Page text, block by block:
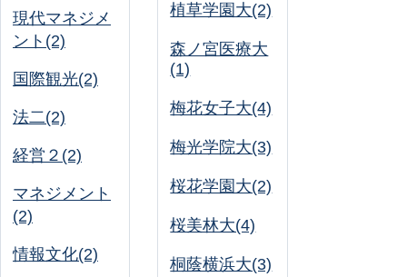
現代マネジメ
ント(2)
国際観光(2)
法二(2)
経営２(2)
マネジメント
(2)
情報文化(2)
植草学園大(2)
森ノ宮医療大
(1)
梅花女子大(4)
梅光学院大(3)
桜花学園大(2)
桜美林大(4)
桐蔭横浜大(3)